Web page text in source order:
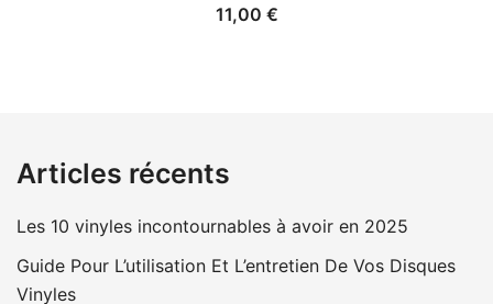
11,00 €
Articles récents
Les 10 vinyles incontournables à avoir en 2025
Guide Pour L’utilisation Et L’entretien De Vos Disques
Vinyles